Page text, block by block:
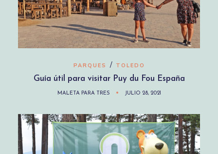
PARQUES / TOLEDO
Guía útil para visitar Puy du Fou España
MALETA PARA TRES JULIO 28, 2021